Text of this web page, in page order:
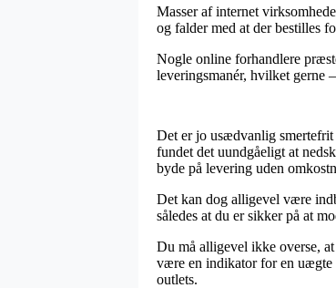
Masser af internet
og falder med at der bestilles
Nogle online forhandlere
leveringsmanér, hvilket gerne
Det er jo usædvanlig smertefrit
fundet det uundgåeligt at
byde på levering uden
Det kan dog alligevel være
således at du er sikker på at
Du må alligevel ikke overse,
være en indikator for en uægte
outlets.